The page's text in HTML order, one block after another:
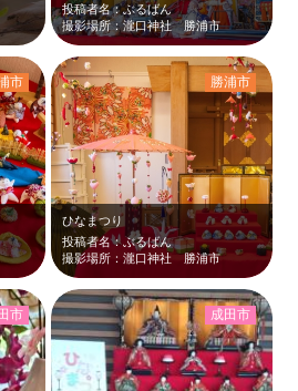
投稿者名：ぶるばん
撮影場所：瀧口神社 勝浦市
市
ひなまつり
投稿者名：ぶるばん
撮影場所：瀧口神社 勝浦市
勝浦市
市 成田市